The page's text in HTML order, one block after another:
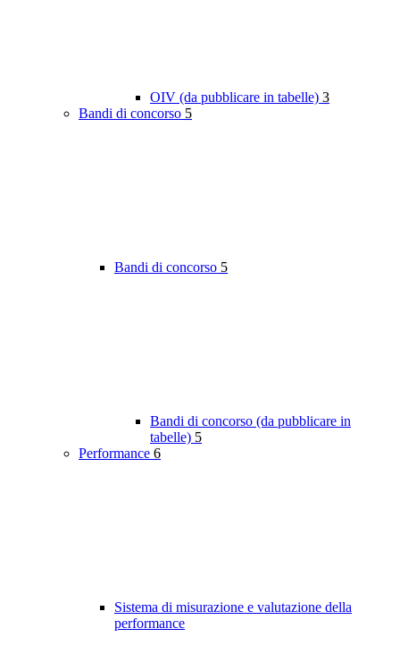
OIV (da pubblicare in tabelle) 3
Bandi di concorso 5
Bandi di concorso 5
Bandi di concorso (da pubblicare in
tabelle) 5
Performance 6
Sistema di misurazione e valutazione della
performance